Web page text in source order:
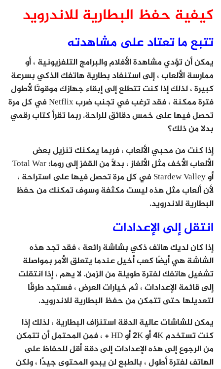
كيفية حفظ البطارية للاندرويد
تتبع ما تعتاد على مشاهدته
يمكن أن تؤدي مشاهدة الأفلام والبرامج التلفزيونية ، أو
ممارسة الألعاب ، إلى استنفاد بطارية هاتفك الذكي بسرعة
كبيرة ، لذلك إذا كنت تتطلع إلى إبقاء جهازك موقوتًا لأطول
فترة ممكنة ، فقد ترغب في تجنب ضرب Netflix في كل مرة
تحصل فيها على خمس دقائق للراحة. ربما تقرأ كتاب رقمي
بدلا من ذلك؟
إذا كنت من محبي الألعاب ، فربما يمكنك تنزيل بعض
الألعاب الأخف مثل الألغاز ، بدلاً من القفز إلى روما: Total War
أو Stardew Valley في كل مرة تحصل فيها على استراحة ،
لأن ألعاب مثل هذه ليست مكثفة وسوف تمكنك من حفظ
البطارية للاندرويد.
انتقل إلى الإعدادات
إذا كان لديك هاتف ذكي بشاشة رائعة ، فقد تجد هذه
الشاشة هي أيضًا كعب أخيل عندما يتعلق الأمر بمواصلة
تشغيل هاتفك لفترة طويلة من الزمن. لا يهم ، إذا انتقلت
إلى قائمة الإعدادات ، ثم خيارات العرض ، فستجد طرقًا
لتعديلها حتى تتمكن من حفظ البطارية للاندرويد.
يمكن للشاشات عالية الدقة استنزاف البطارية ، لذلك إذا
كنت تستخدم 4K أو 2K أو HD + ، فمن المحتمل أن تتمكن
من الرجوع إلى هذه الإعدادات إلى دقة أقل للحفاظ على
الهاتف لفترة أطول ، بالطبع لن يبدو المحتوى جيدًا ، ولكن